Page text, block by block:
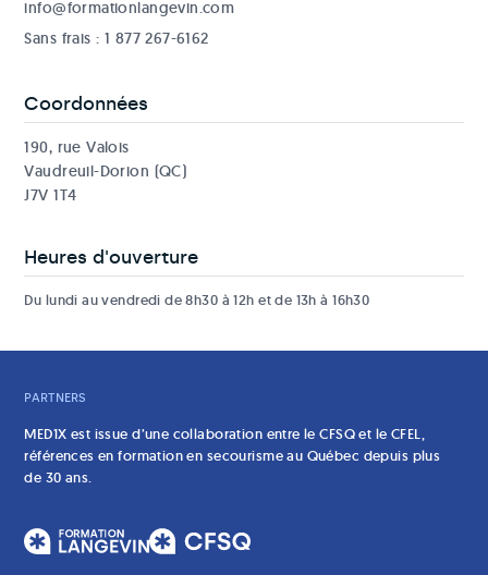
info@formationlangevin.com
Sans frais : 1 877 267-6162
Coordonnées
190, rue Valois
Vaudreuil-Dorion (QC)
J7V 1T4
Heures d'ouverture
Du lundi au vendredi de 8h30 à 12h et de 13h à 16h30
PARTNERS
MED1X est issue d’une collaboration entre le CFSQ et le CFEL,
références en formation en secourisme au Québec depuis plus
de 30 ans.